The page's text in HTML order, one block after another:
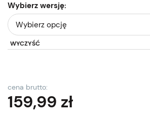
Wybierz wersję:
WYCZYŚĆ
cena brutto:
159,99 zł